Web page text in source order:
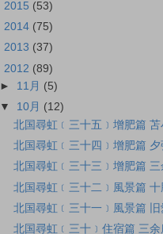
2015 (53)
2014 (75)
2013 (37)
2012 (89)
► 11月 (5)
▼ 10月 (12)
北国尋虹﹝三十五﹞增肥篇 苫
北国尋虹﹝三十四﹞增肥篇 夕
北国尋虹﹝三十三﹞增肥篇 三
北国尋虹﹝三十二﹞風景篇
北国尋虹﹝三十一﹞風景篇
北国尋虹﹝三十﹞住宿篇 三